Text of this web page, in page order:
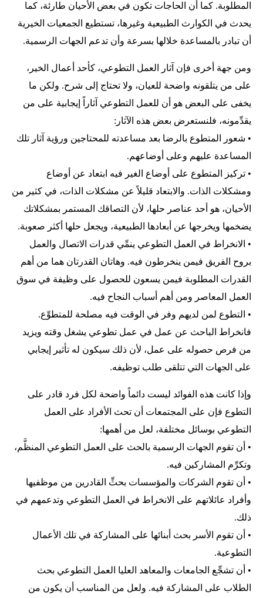
المطلوبة. كما أن الحاجات تكون في بعض الأحيان طارئة، كما
يحدث في الكوارث الطبيعية وغيرها، تستطيع الجمعيات الخيرية
أن تبادر بالمساعدة خلالها بسرعة وأن تدعم الجهات الرسمية.
ومن جهة أخرى فإن آثار العمل التطوعي، كأحد أعمال الخير،
على من يتلقونه واضحة للعيان، ولا تحتاج إلى شرح. ولكن ما
يخفى على البعض هو أن للعمل التطوعي آثاراً إيجابية على من
يقدِّمونه، فلنستعرض بعض هذه الآثار:
• شعور المتطوع بالرضا بعد مساعدته للمحتاجين ورؤية آثار تلك
المساعدة عليهم وعلى أوضاعهم.
• تركيز المتطوع على أوضاع الغير فيه ابتعاد عن أوضاع
ومشكلات الذات. والابتعاد قليلاً عن مشكلات الذات، في كثير من
الأحيان، هو أحد عناصر حلها، لأن التصاقك المستمر بمشكلاتك
يضخمها ويخرجها عن أبعادها الطبيعية، ويجعل حلها أكثر صعوبة.
• الانخراط في العمل التطوعي ينمِّي قدرات الاتصال والعمل
بروح الفريق فيمن ينخرطون فيه. وهاتان القدرتان هما من أهم
القدرات المطلوبة فيمن يسعون للحصول على وظيفة في سوق
العمل المعاصر ومن أهم أسباب النجاح فيه.
• التطوع لمن لديهم وفر في الوقت فيه مصلحة للمتطوِّع.
فانخراط الباحث عن عمل في عمل تطوعي يشغل وقته ويزيد
من فرص حصوله على عمل، لأن ذلك سيكون له تأثير إيجابي
على الجهات التي تتلقى طلب توظيفه.
وإذا كانت هذه الفوائد ليست دائماً واضحة لكل فرد قادر على
التطوع فإن على المجتمعات أن تحث الأفراد على العمل
التطوعي بوسائل مختلفة، لعل من أهمها:
• أن تقوم الجهات الرسمية بالحث على العمل التطوعي المنظَّم،
وتكرِّم المشاركين فيه.
• أن تقوم الشركات والمؤسسات بحثِّ القادرين من موظفيها
وأفراد عائلاتهم على الانخراط في العمل التطوعي وتدعمهم في
ذلك.
• أن تقوم الأسر بحث أبنائها على المشاركة في تلك الأعمال
التطوعية.
• أن تشجِّع الجامعات والمعاهد العليا العمل التطوعي بحث
الطلاب على المشاركة فيه. ولعل من المناسب أن يكون من